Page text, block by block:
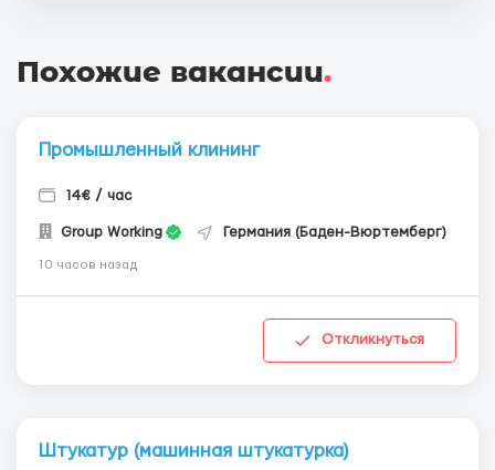
Похожие вакансии.
Промышленный клининг
14€ / час
Group Working Германия (Баден-Вюртемберг)
10 часов назад
Откликнуться
Штукатур (машинная штукатурка)